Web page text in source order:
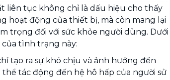
liên tục không chỉ là dấu hiệu cho thấy
hoạt động của thiết bị, mà còn mang lại
trọng đối với sức khỏe người dùng. Dưới
tình trạng này:
tạo ra sự khó chịu và ảnh hưởng đến
thể tác động đến hệ hô hấp của người sử